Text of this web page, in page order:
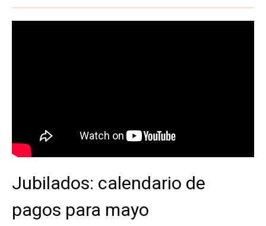
Jubilados: calendario de
pagos para mayo